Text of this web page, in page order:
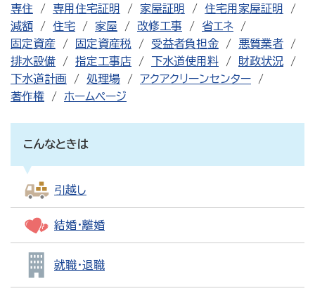
専住
専用住宅証明 家屋証明
住宅用家屋証明
減額
住宅 家屋 改修工事
省エネ
固定資産
固定資産税 受益者負担金
悪質業者
排水設備
指定工事店 下水道使用料
財政状況
下水道計画
処理場
アクアクリーンセンター
著作権
ホームページ
こんなときは
引越し
結婚・離婚
就職・退職